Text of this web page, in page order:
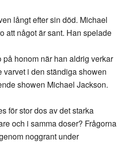
långt efter sin död. Michael
att något är sant. Han spelade
honom när han aldrig verkar
varvet i den ständiga showen
showen Michael Jackson.
för stor dos av det starka
och i samma doser? Frågorna
noggrant under